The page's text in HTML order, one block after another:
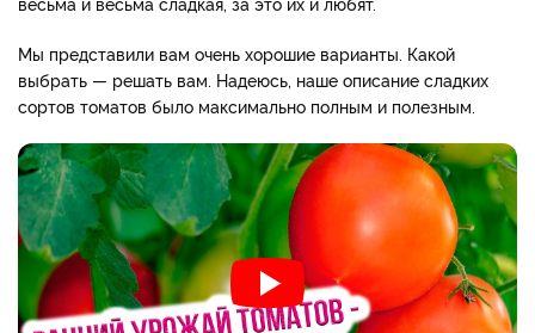
Мы представили вам очень хорошие варианты. Какой
выбрать — решать вам. Надеюсь, наше описание сладких
сортов томатов было максимально полным и полезным.